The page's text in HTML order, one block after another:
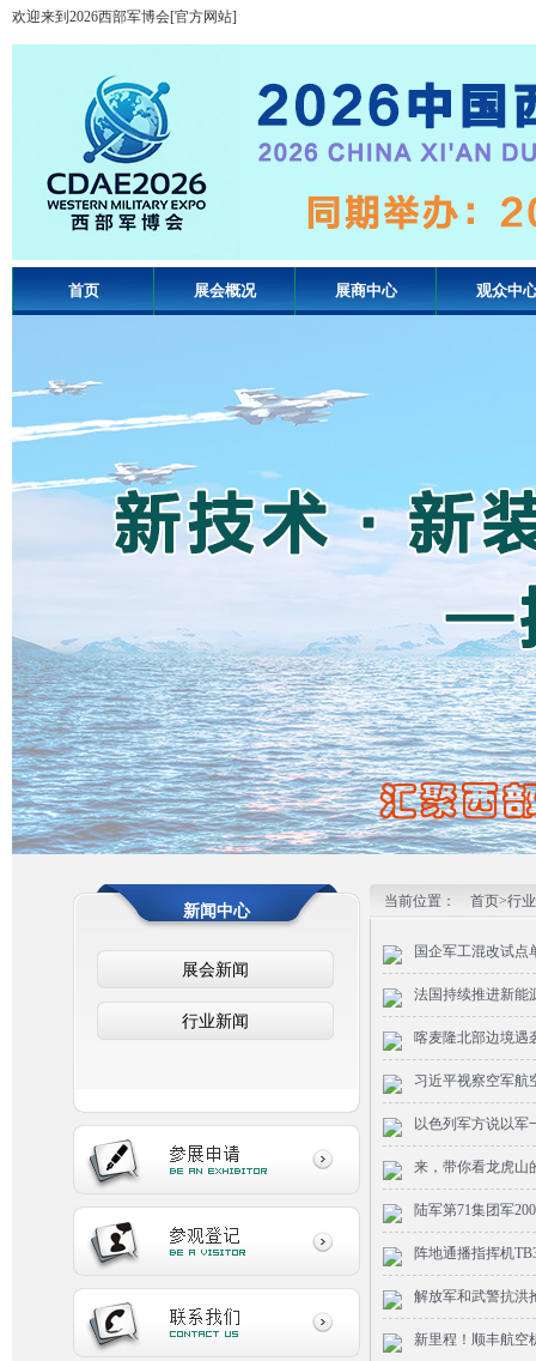
欢迎来到2026西部军博会[官方网站]
首页 展会概况 展商中心 观众中
3
新闻中心
展会新闻
行业新闻
当前位置： 首页>行
国企军工混改试点
法国持续推进新能
喀麦隆北部边境
习近平视察空军航
以色列军方说以军
来，带你看龙虎山
陆军第71集团军
阵地通播指挥机
解放军和武警抗洪
新里程！顺丰航空